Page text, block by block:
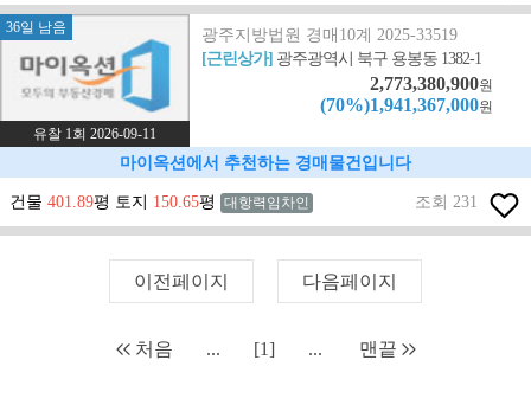
36일 남음
유찰 1회 2026-09-11
광주지방법원 경매10계 2025-33519
[근린상가] 광주광역시 북구 용봉동 1382-1
2,773,380,900원
(70%)1,941,367,000원
마이옥션에서 추천하는 경매물건입니다
건물 401.89평 토지 150.65평 대항력임차인 조회 231
이전페이지 다음페이지
처음 ... [1] ... 맨끝